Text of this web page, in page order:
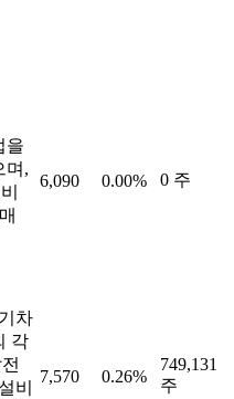
을
며,
6,090 0.00% 0 주
차
각
비
7,570 0.26%
749,131
주